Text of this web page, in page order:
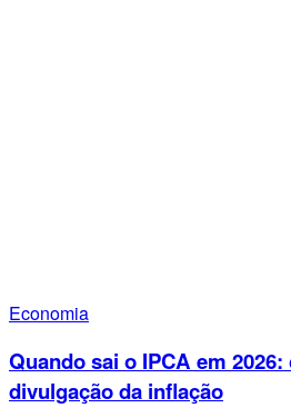
Economia
Quando sai o IPCA em
divulgação da inflação